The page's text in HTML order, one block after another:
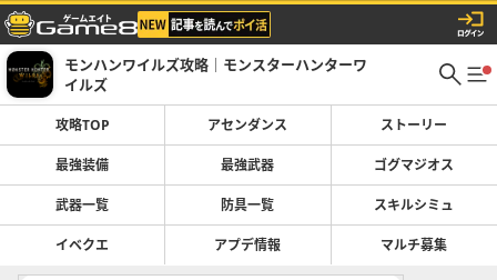
モンハンワイルズ攻略｜モンスターハンターワ
イルズ
攻略TOP アセンダンス ストーリー
最強装備 最強武器 ゴグマジオス
武器一覧 防具一覧 スキルシミュ
イベクエ アプデ情報 マルチ募集